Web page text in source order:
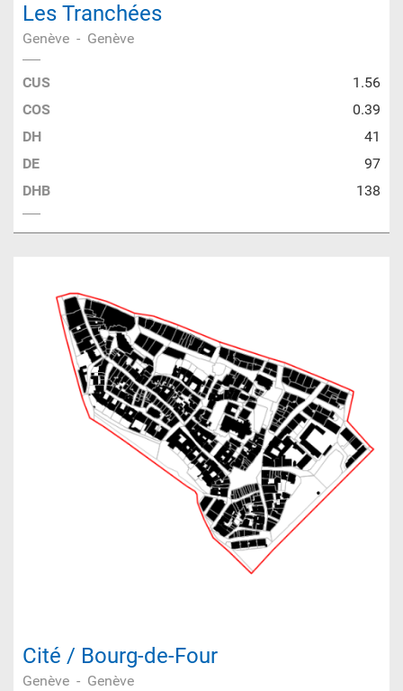
Les Tranchées
Genève - Genève
CUS
1.56
COS
0.39
DH
41
DE
97
DHB
138
Cité / Bourg-de-Four
Genève - Genève